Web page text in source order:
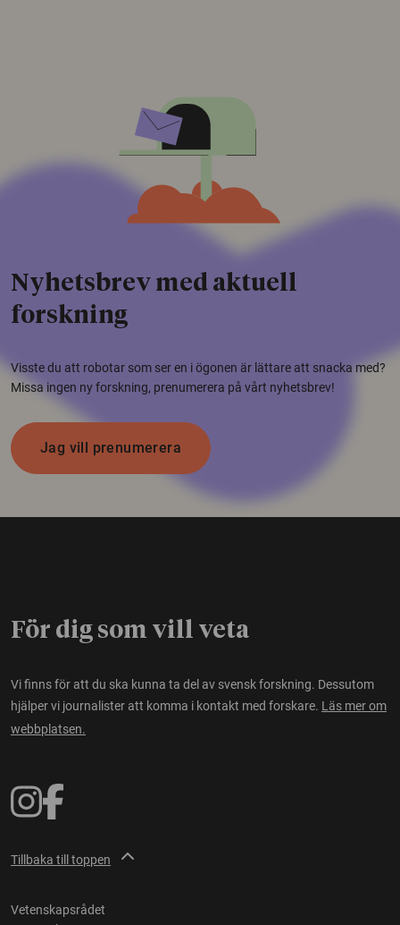
Nyhetsbrev med aktuell
forskning
Visste du att robotar som ser en i ögonen är lättare att snacka med?
Missa ingen ny forskning, prenumerera på vårt nyhetsbrev!
Jag vill prenumerera
För dig som vill veta
Vi finns för att du ska kunna ta del av svensk forskning. Dessutom
hjälper vi journalister att komma i kontakt med forskare. Läs mer om
webbplatsen.
Tillbaka till toppen
Vetenskapsrådet